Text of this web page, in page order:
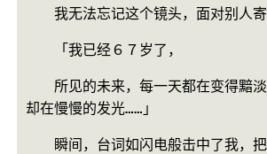
我无法忘记这个镜头，面对别人寄
「我已经６７岁了，
所见的未来，每一天都在变得黯淡
却在慢慢的发光……」
瞬间，台词如闪电般击中了我，把